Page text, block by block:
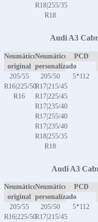
R18|255/35
R18
Audi A3
Neumático
original
Neumático
personalizado
PCD
205/55
R16|225/50
R16
205/50
R17|215/45
R17|225/45
R17|235/40
R17|255/40
R17|235/40
R18|255/35
R18
5*112
Audi A3
Neumático
original
Neumático
personalizado
PCD
205/55
R16|225/50
205/50
R17|215/45
5*112